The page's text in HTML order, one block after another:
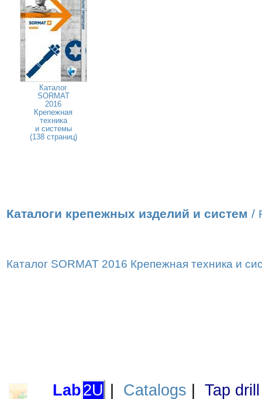
Каталог
SORMAT
2016
Крепежная
техника
и системы
(138 страниц)
Каталоги крепежных изделий и систем /
Каталог SORMAT 2016 Крепежная техника и
Lab2U Catalogs Tap